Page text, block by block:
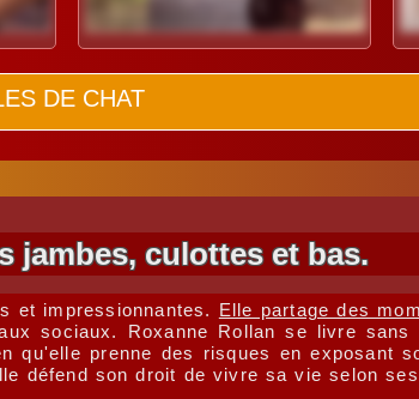
DE CHAT
jambes, culottes et bas.
et impressionnantes. Elle partage des
sociaux. Roxanne Rollan se livre
prenne des risques en exposant
défend son droit de vivre sa vie selon